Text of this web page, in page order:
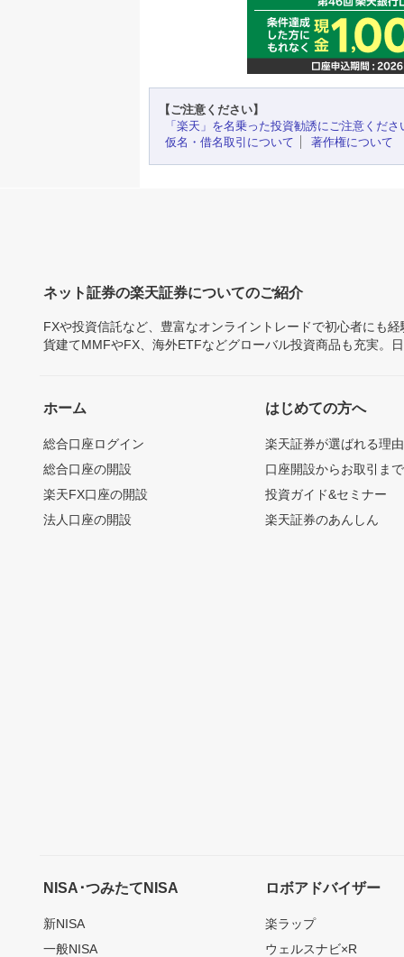
【ご注意ください】
「楽天」を名乗った投資勧誘にご注意くださ
仮名・借名取引について
著作権について
ネット証券の楽天証券についてのご紹介
FXや投資信託など、豊富なオンライントレードで初心者にも
貨建てMMFやFX、海外ETFなどグローバル投資商品も充実。
ホーム
総合口座ログイン
総合口座の開設
楽天FX口座の開設
法人口座の開設
はじめての方へ
楽天証券が選ばれる理由
口座開設からお取引ま
投資ガイド&セミナー
楽天証券のあんしん
NISA･つみたてNISA
新NISA
一般NISA
ロボアドバイザー
楽ラップ
ウェルスナビ×R